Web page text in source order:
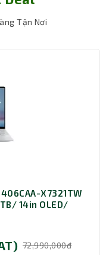
hàng.
Tận Nơi
X7321TW
14in OLED/
72,990,000đ